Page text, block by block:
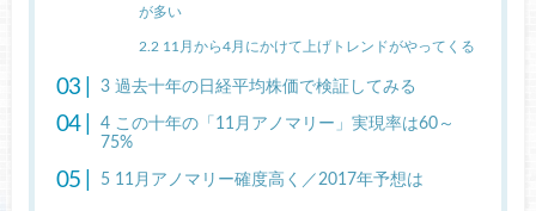
が多い
2.2 11月から4月にかけて上げトレンドがやってくる
3過去十年の日経平均株価で検証してみる
4この十年の「11月アノマリー」実現率は60～
75%
511月アノマリー確度高く／2017年予想は